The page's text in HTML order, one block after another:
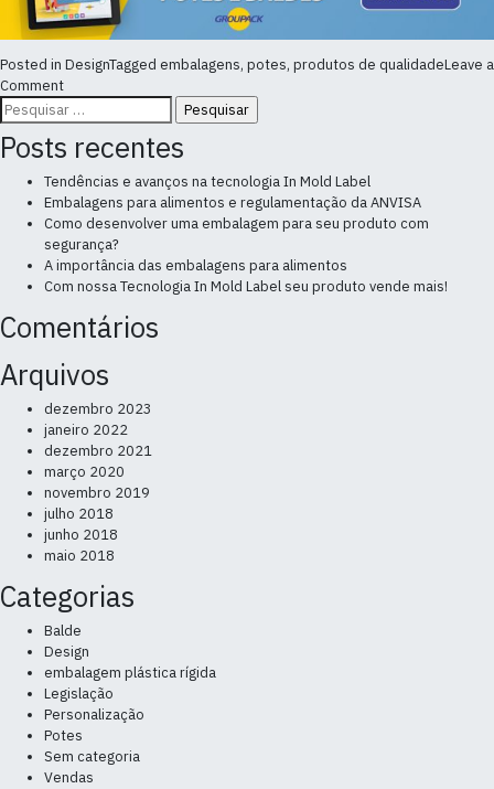
Posted in DesignTagged embalagens, potes, produtos de qualidadeLeave a
Commenton
O
design
de
e
a
percepção
da
qualidade
Pesquisar
por:
Posts recentes
Tendências e avanços na tecnologia In Mold Label
Embalagens para alimentos e regulamentação da ANVISA
Como desenvolver uma embalagem para seu produto com
segurança?
A importância das embalagens para alimentos
Com nossa Tecnologia In Mold Label seu produto vende mais!
Comentários
Arquivos
dezembro 2023
janeiro 2022
dezembro 2021
março 2020
novembro 2019
julho 2018
junho 2018
maio 2018
Categorias
Balde
Design
embalagem plástica rígida
Legislação
Personalização
Potes
Sem categoria
Vendas